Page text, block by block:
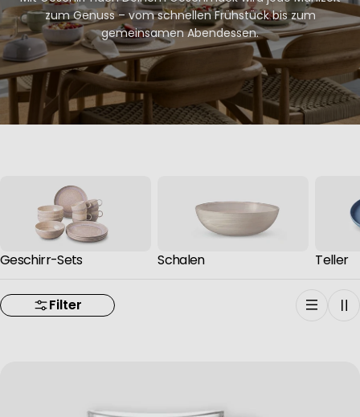
zum Genuss – vom schnellen Frühstück bis zum
gemeinsamen Abendessen.
Geschirr-Sets Schalen Teller
Filter